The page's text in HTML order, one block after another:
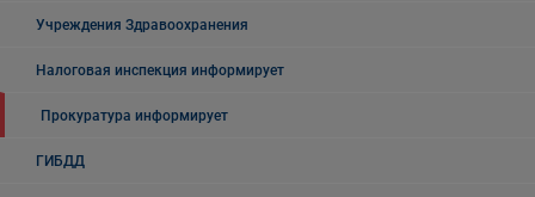
Учреждения Здравоохранения
Налоговая инспекция информирует
Прокуратура информирует
ГИБДД